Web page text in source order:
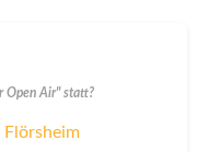
Open Air" statt?
Flörsheim